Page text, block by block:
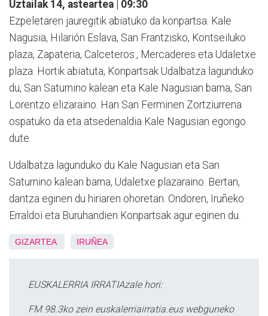
Uztailak 14, asteartea | 09:30
Ezpeletaren jauregitik abiatuko da konpartsa. Kale
Nagusia, Hilarión Eslava, San Frantzisko, Kontseiluko
plaza, Zapateria, Calceteros., Mercaderes eta Udaletxe
plaza. Hortik abiatuta, Konpartsak Udalbatza lagunduko
du, San Saturnino kalean eta Kale Nagusian barna, San
Lorentzo elizaraino. Han San Ferminen Zortziurrena
ospatuko da eta atsedenaldia Kale Nagusian egongo
dute.
Udalbatza lagunduko du Kale Nagusian eta San
Saturnino kalean barna, Udaletxe plazaraino. Bertan,
dantza eginen du hiriaren ohoretan. Ondoren, Iruñeko
Erraldoi eta Buruhandien Konpartsak agur eginen du.
GIZARTEA IRUÑEA
EUSKALERRIA IRRATIAzale hori:
FM 98.3ko zein euskalerriairratia.eus webguneko